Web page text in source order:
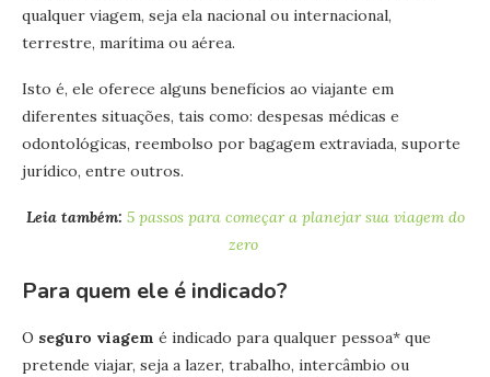
qualquer viagem, seja ela nacional ou internacional,
terrestre, marítima ou aérea.
Isto é, ele oferece alguns benefícios ao viajante em
diferentes situações, tais como: despesas médicas e
odontológicas, reembolso por bagagem extraviada, suporte
jurídico, entre outros.
Leia também: 5 passos para começar a planejar sua viagem do
zero
Para quem ele é indicado?
O seguro viagem é indicado para qualquer pessoa* que
pretende viajar, seja a lazer, trabalho, intercâmbio ou